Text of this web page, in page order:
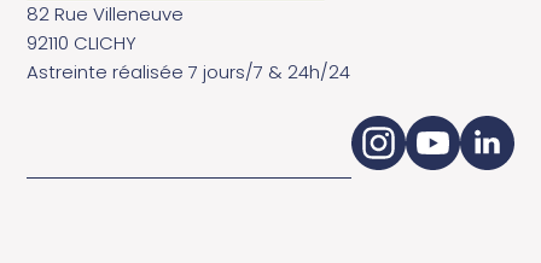
82 Rue Villeneuve
92110 CLICHY
Astreinte réalisée 7 jours/7 & 24h/24